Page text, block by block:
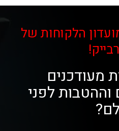
הלקוחות של
מעודכנים
לפני